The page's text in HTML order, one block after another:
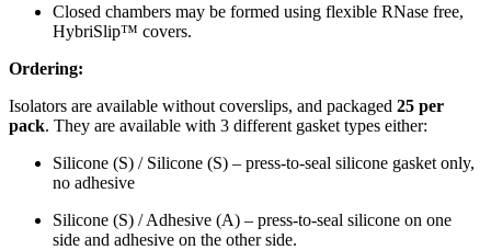
Closed chambers may be formed using flexible RNase free,
HybriSlip™ covers.
Ordering:
Isolators are available without coverslips, and packaged 25 per
pack. They are available with 3 different gasket types either:
Silicone (S) / Silicone (S) – press-to-seal silicone gasket only,
no adhesive
Silicone (S) / Adhesive (A) – press-to-seal silicone on one
side and adhesive on the other side.